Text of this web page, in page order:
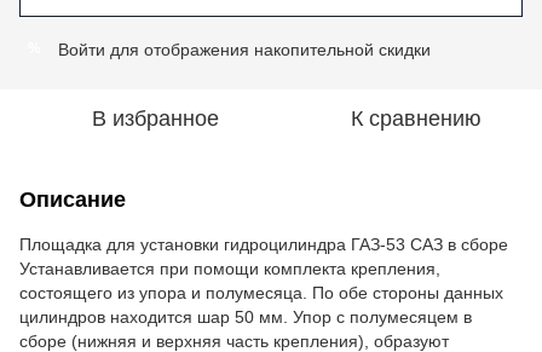
Войти для отображения накопительной скидки
В избранное К сравнению
Описание
Площадка для установки гидроцилиндра ГАЗ-53 САЗ в сборе
Устанавливается при помощи комплекта крепления,
состоящего из упора и полумесяца. По обе стороны данных
цилиндров находится шар 50 мм. Упор с полумесяцем в
сборе (нижняя и верхняя часть крепления), образуют